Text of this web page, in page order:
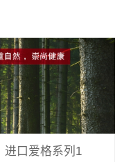
进口爱格系列1